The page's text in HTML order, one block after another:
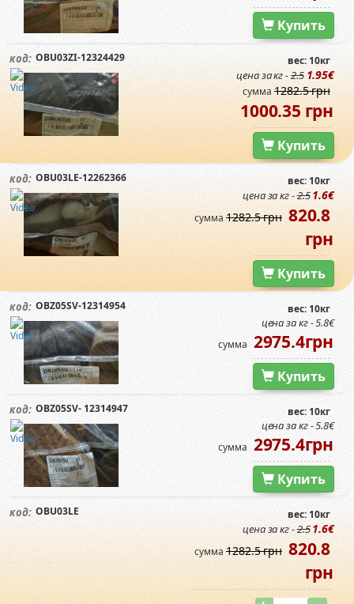
Купить
код: OBU03ZI-12324429 вес: 10кг
цена за кг -2.5 1.95€
сумма 1282.5 грн
1000.35 грн
Купить
код: OBU03LE-12262366 вес: 10кг
цена за кг -2.51.6€
сумма 1282.5 грн 820.8
грн
Купить
код: OBZ05SV-12314954 вес: 10кг
цена за кг - 5.8€
сумма 2975.4грн
Купить
код: OBZ05SV- 12314947 вес: 10кг
цена за кг - 5.8€
сумма 2975.4грн
Купить
код: OBU03LE вес: 10кг
цена за кг -2.51.6€
сумма 1282.5 грн 820.8
грн